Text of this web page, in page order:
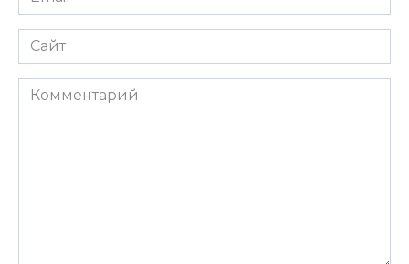
*
Сайт
Комментарий